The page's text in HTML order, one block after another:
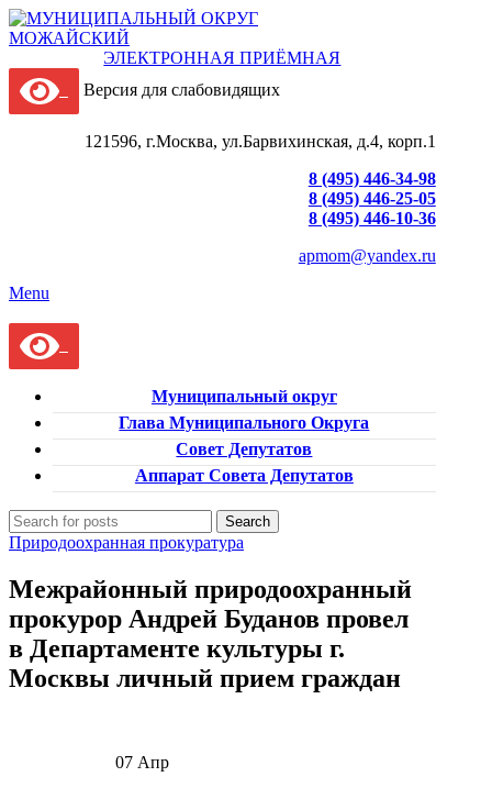
ЭЛЕКТРОННАЯ ПРИЁМНАЯ
Версия для слабовидящих
121596, г.Москва, ул.Барвихинская, д.4, корп.1
8 (495) 446-34-98
8 (495) 446-25-05
8 (495) 446-10-36
apmom@yandex.ru
Menu
Муниципальный округ
Глава Муниципального Округа
Совет Депутатов
Аппарат Совета Депутатов
Search
Природоохранная прокуратура
Межрайонный природоохранный
прокурор Андрей Буданов провел
в Департаменте культуры г.
Москвы личный прием граждан
07 Апр